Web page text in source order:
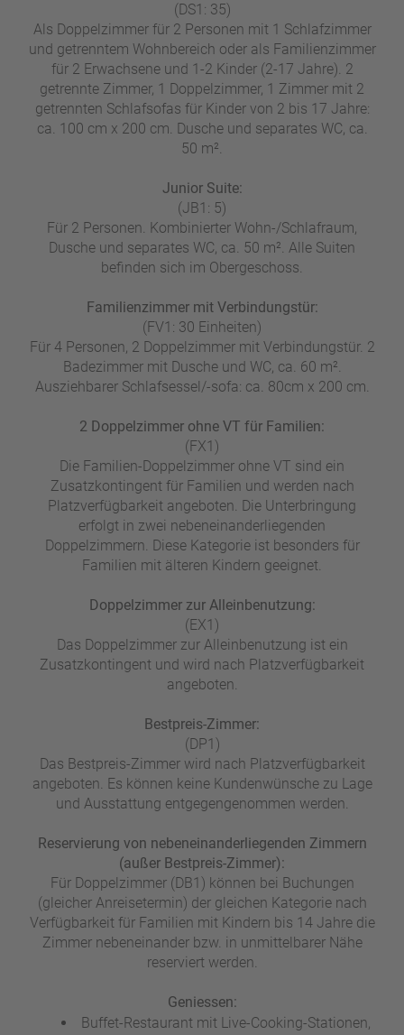
(DS1: 35)
Als Doppelzimmer für 2 Personen mit 1 Schlafzimmer
und getrenntem Wohnbereich oder als Familienzimmer
für 2 Erwachsene und 1-2 Kinder (2-17 Jahre). 2
getrennte Zimmer, 1 Doppelzimmer, 1 Zimmer mit 2
getrennten Schlafsofas für Kinder von 2 bis 17 Jahre:
ca. 100 cm x 200 cm. Dusche und separates WC, ca.
50 m².
Junior Suite:
(JB1: 5)
Für 2 Personen. Kombinierter Wohn-/Schlafraum,
Dusche und separates WC, ca. 50 m². Alle Suiten
befinden sich im Obergeschoss.
Familienzimmer mit Verbindungstür:
(FV1: 30 Einheiten)
Für 4 Personen, 2 Doppelzimmer mit Verbindungstür. 2
Badezimmer mit Dusche und WC, ca. 60 m².
Ausziehbarer Schlafsessel/-sofa: ca. 80cm x 200 cm.
2 Doppelzimmer ohne VT für Familien:
(FX1)
Die Familien-Doppelzimmer ohne VT sind ein
Zusatzkontingent für Familien und werden nach
Platzverfügbarkeit angeboten. Die Unterbringung
erfolgt in zwei nebeneinanderliegenden
Doppelzimmern. Diese Kategorie ist besonders für
Familien mit älteren Kindern geeignet.
Doppelzimmer zur Alleinbenutzung:
(EX1)
Das Doppelzimmer zur Alleinbenutzung ist ein
Zusatzkontingent und wird nach Platzverfügbarkeit
angeboten.
Bestpreis-Zimmer:
(DP1)
Das Bestpreis-Zimmer wird nach Platzverfügbarkeit
angeboten. Es können keine Kundenwünsche zu Lage
und Ausstattung entgegengenommen werden.
Reservierung von nebeneinanderliegenden Zimmern
(außer Bestpreis-Zimmer):
Für Doppelzimmer (DB1) können bei Buchungen
(gleicher Anreisetermin) der gleichen Kategorie nach
Verfügbarkeit für Familien mit Kindern bis 14 Jahre die
Zimmer nebeneinander bzw. in unmittelbarer Nähe
reserviert werden.
Geniessen:
Buffet-Restaurant mit Live-Cooking-Stationen,